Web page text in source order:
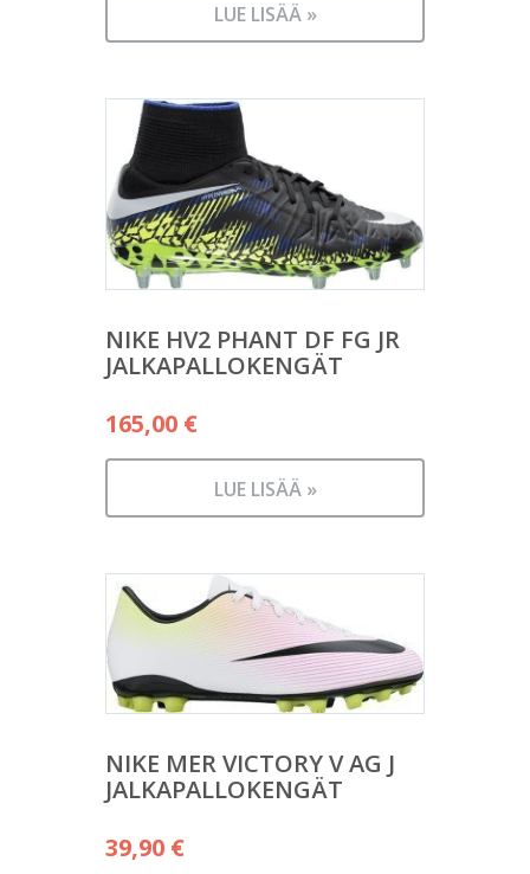
LUE LISÄÄ »
NIKE HV2 PHANT DF FG JR
JALKAPALLOKENGÄT
165,00 €
LUE LISÄÄ »
NIKE MER VICTORY V AG J
JALKAPALLOKENGÄT
39,90 €